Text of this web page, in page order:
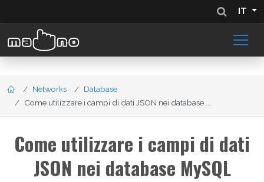
IT
Networks
Database
Come utilizzare i campi di dati JSON nei database ...
Come utilizzare i campi di dati
JSON nei database MySQL